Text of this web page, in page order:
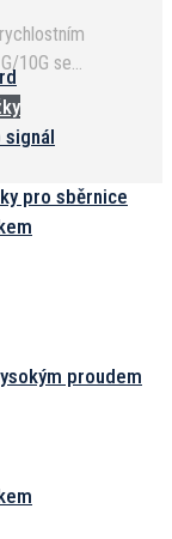
signál
pro sběrnice
proudem
10G se
dat.
útlum signálu.